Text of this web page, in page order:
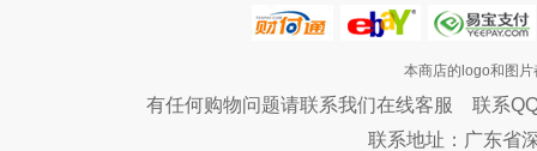
本商店的logo和图
有任何购物问题请联系我们在线客服 联系
联系地址：广东省